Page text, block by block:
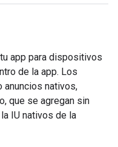
app para dispositivos
de la app. Los
anuncios nativos,
que se agregan sin
IU nativos de la